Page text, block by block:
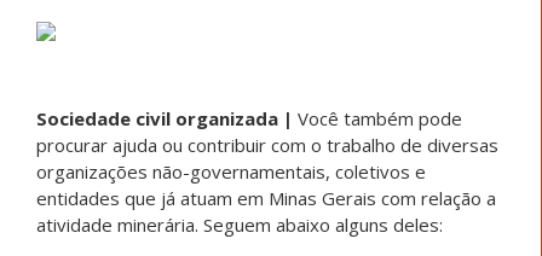
Sociedade civil organizada | Você também pode
procurar ajuda ou contribuir com o trabalho de diversas
organizações não-governamentais, coletivos e
entidades que já atuam em Minas Gerais com relação a
atividade minerária. Seguem abaixo alguns deles: